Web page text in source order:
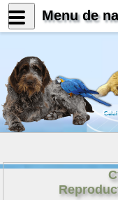
Celui
Menu de